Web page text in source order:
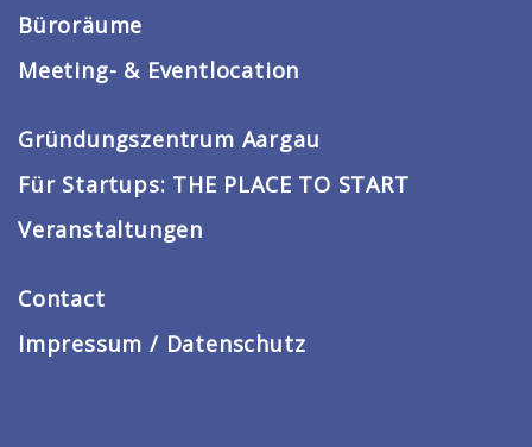
Büroräume
Meeting- & Eventlocation
Gründungszentrum Aargau
Für Startups: THE PLACE TO START
Veranstaltungen
Contact
Impressum / Datenschutz